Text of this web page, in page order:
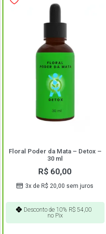
Floral Poder da Mata – Detox –
30 ml
R$ 60,00
3x deR$ 20,00 sem juros
Desconto de 10% R$ 54,00
no Pix